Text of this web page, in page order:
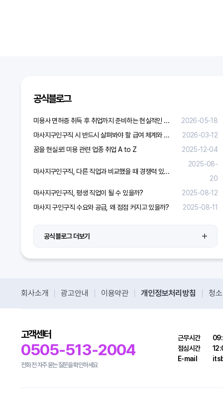
공식블로그
미용사 면허증 취득 후 취업까지 준비하는 현실적인 방법
2026-05-18
마사지구인구직 시 반드시 살펴봐야 할 급여 체계와 합리적 보상 가이드
2026-03-12
꿈을 현실로! 미용 관련 업종 취업 A to Z
2025-12-04
마사지구인구직, 다른 직업과 비교했을 때 경쟁력 있을까?
2025-08-
20
마사지구인구직, 평생 직업이 될 수 있을까?
2025-08-12
마사지 구인구직 수요와 공급, 왜 점점 커지고 있을까?
2025-08-11
공식블로그 더보기
회사소개 광고안내 이용약관 개인정보처리방침 청
고객센터
0505-513-2004
전화 전 자주 묻는 질문을 확인하세요
근무시간
점심시간
E-mail